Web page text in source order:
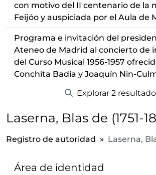
con motivo del II centenario de la
Feijóo y auspiciada por el Aula de
Programa e invitación del
Ateneo de Madrid al concierto de
del Curso Musical 1956-1957
Conchita Badía y Joaquín Nin-
Explorar 2
Laserna, Blas de (1751-
Registro de autoridad Laserna,
Área de identidad